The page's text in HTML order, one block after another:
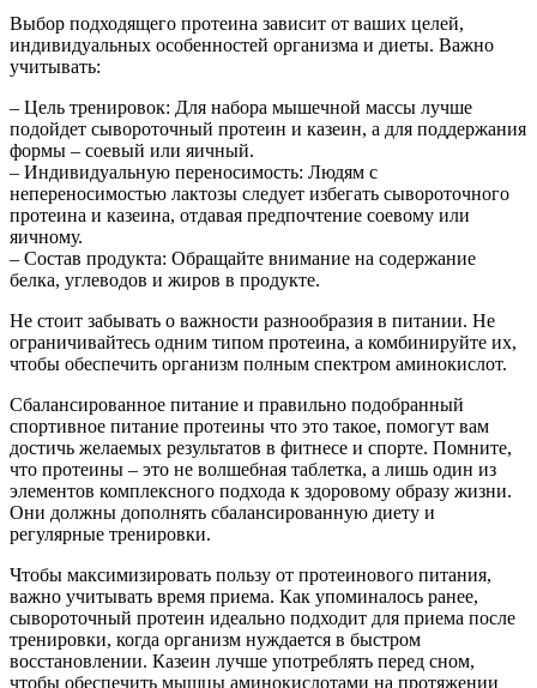
Выбор подходящего протеина зависит от ваших целей,
индивидуальных особенностей организма и диеты. Важно
учитывать:
– Цель тренировок: Для набора мышечной массы лучше
подойдет сывороточный протеин и казеин, а для поддержания
формы – соевый или яичный.
– Индивидуальную переносимость: Людям с
непереносимостью лактозы следует избегать сывороточного
протеина и казеина, отдавая предпочтение соевому или
яичному.
– Состав продукта: Обращайте внимание на содержание
белка, углеводов и жиров в продукте.
Не стоит забывать о важности разнообразия в питании. Не
ограничивайтесь одним типом протеина, а комбинируйте их,
чтобы обеспечить организм полным спектром аминокислот.
Сбалансированное питание и правильно подобранный
спортивное питание протеины что это такое, помогут вам
достичь желаемых результатов в фитнесе и спорте. Помните,
что протеины – это не волшебная таблетка, а лишь один из
элементов комплексного подхода к здоровому образу жизни.
Они должны дополнять сбалансированную диету и
регулярные тренировки.
Чтобы максимизировать пользу от протеинового питания,
важно учитывать время приема. Как упоминалось ранее,
сывороточный протеин идеально подходит для приема после
тренировки, когда организм нуждается в быстром
восстановлении. Казеин лучше употреблять перед сном,
чтобы обеспечить мышцы аминокислотами на протяжении